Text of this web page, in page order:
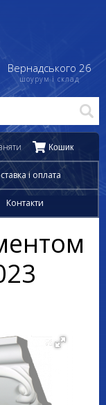
Вернадського 26
шоурум і склад
Кошик
і оплата
Контакти